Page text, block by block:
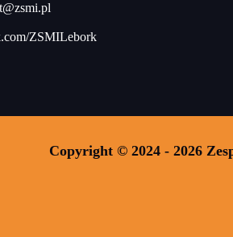
ZSMILebork
Copyright © 2024 - 2026